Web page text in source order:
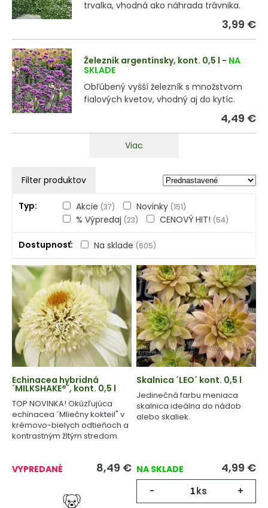
trvalka, vhodná ako náhrada trávnika.
3,99 €
Železník argentínsky, kont. 0,5 l - NA
SKLADE
Obľúbený vyšší železník s množstvom
fialových kvetov, vhodný aj do kytíc.
4,49 €
Viac
Filter produktov
Typ Akcie (37) Novinky (151)
% Výpredaj (23) CENOVÝ HIT! (54)
Dostupnosť Na sklade (605)
Echinacea hybridná
´MILKSHAKE®´, kont. 0,5 l
TOP NOVINKA! Okúzľujúca
echinacea ´Mliečny kokteil" v
krémovo-bielych odtieňoch a
kontrastným žltým stredom.
VYPREDANÉ 8,49 €
Skalnica ´LEO´ kont. 0,5 l
Jedinečná farbu meniaca
skalnica ideálna do nádob
alebo skaliek.
NA SKLADE 4,99 €
- ks +